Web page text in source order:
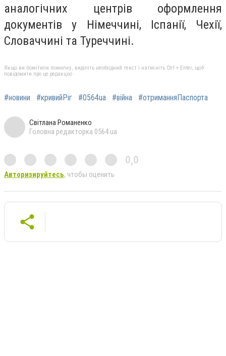
аналогічних центрів оформлення
документів у Німеччині, Іспанії, Чехії,
Словаччині та Туреччині.
Якщо ви помітили помилку, виділіть необхідний текст і натисніть Ctrl + Enter, щоб
повідомити про це редакцію
#новини #кривийРіг #0564ua #війна #отриманняПаспорта
Світлана Романенко
Головна редакторка 0564.ua
0,0
Авторизируйтесь, чтобы оценить